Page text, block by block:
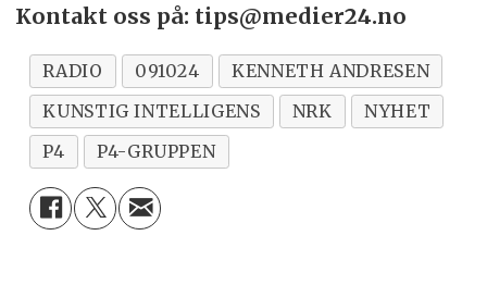
Kontakt oss på: tips@medier24.no
RADIO 091024
KENNETH ANDRESEN
KUNSTIG INTELLIGENS
NRK
NYHET
P4
P4-GRUPPEN